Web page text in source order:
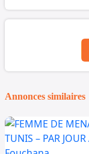
Annonces similaires